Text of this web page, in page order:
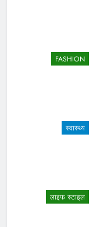
FASHION
स्वास्थ्य
लाइफ स्टाइल